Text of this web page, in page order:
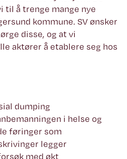
til å trenge mange nye
kommune. SV ønsker
disse, og at vi
aktører å etablere seg hos
dumping
i helse og
føringer som
legger
med økt